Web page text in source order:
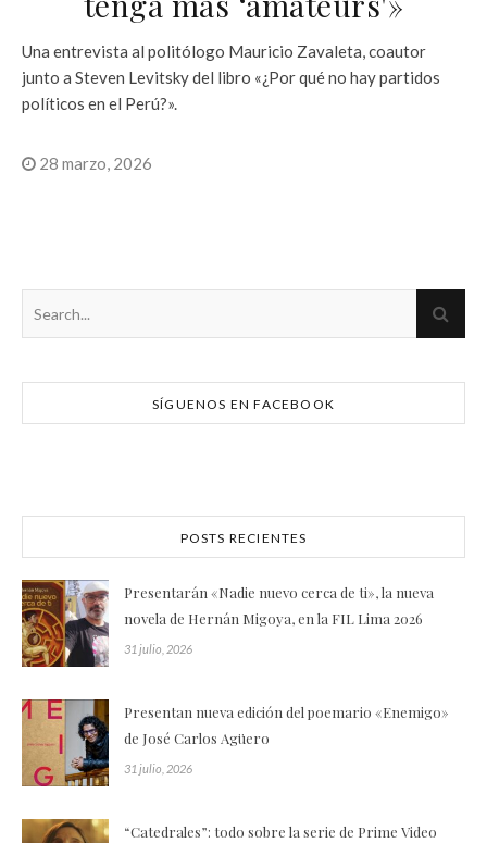
Una entrevista al politólogo Mauricio Zavaleta, coautor
junto a Steven Levitsky del libro «¿Por qué no hay partidos
políticos en el Perú?».
28 marzo, 2026
SÍGUENOS EN FACEBOOK
POSTS RECIENTES
Presentarán «Nadie nuevo cerca de ti», la nueva
novela de Hernán Migoya, en la FIL Lima 2026
31 julio, 2026
Presentan nueva edición del poemario «Enemigo»
de José Carlos Agüero
31 julio, 2026
“Catedrales”: todo sobre la serie de Prime Video